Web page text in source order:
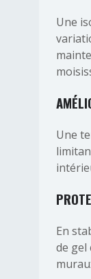
Une
Une
En
de gel